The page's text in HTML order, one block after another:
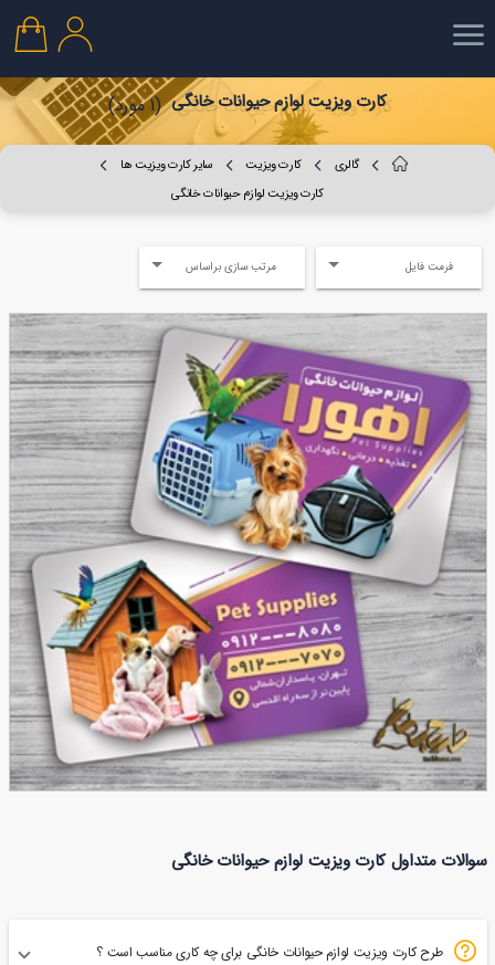
کارت ویزیت لوازم حیوانات خانگی (1 مورد)
گالری کارت ویزیت
سایر کارت ویزیت ها
کارت ویزیت لوازم حیوانات خانگی
فرمت فایل مرتب سازی براساس
سوالات متداول کارت ویزیت لوازم حیوانات خانگی
طرح کارت ویزیت لوازم حیوانات خانگی برای چه کاری مناسب است ؟